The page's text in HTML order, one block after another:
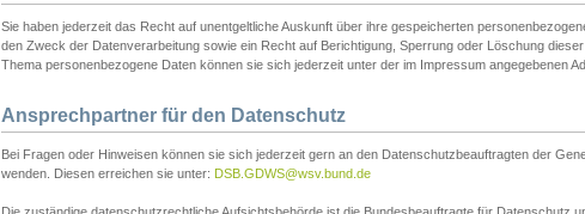
Sie haben jederzeit das Recht auf unentgeltliche Auskunft über ihre gespeicherten
den Zweck der Datenverarbeitung sowie ein Recht auf Berichtigung, Sperrung oder Löschung
Thema personenbezogene Daten können sie sich jederzeit unter der im Impressum angegebenen
Ansprechpartner für den Datenschutz
Bei Fragen oder Hinweisen können sie sich jederzeit gern an den Datenschutzbeauftragten der
wenden. Diesen erreichen sie unter: DSB.GDWS@wsv.bund.de